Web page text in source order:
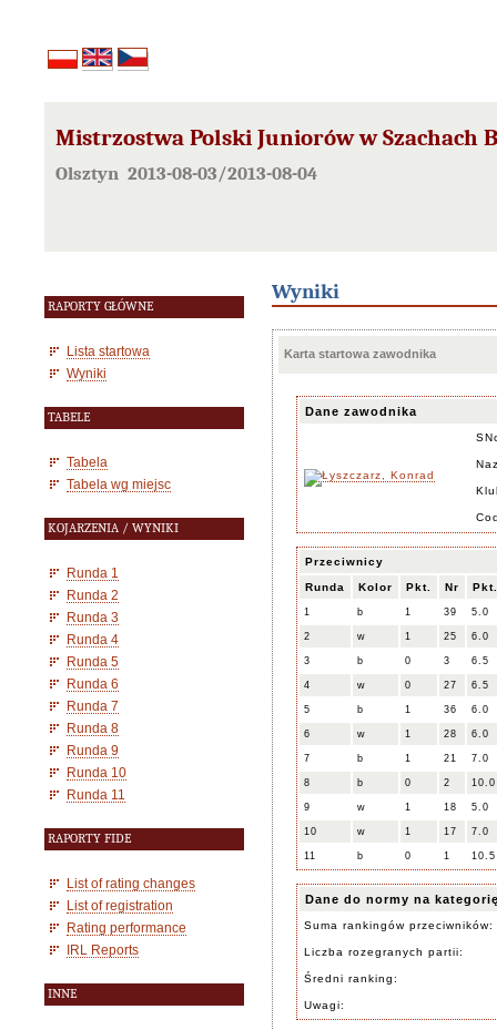
Mistrzostwa Polski Juniorów w Szachach
Olsztyn 2013-08-03/2013-08-04
RAPORTY GŁÓWNE
Lista startowa
Wyniki
TABELE
Tabela
Tabela wg miejsc
KOJARZENIA / WYNIKI
Runda 1
Runda 2
Runda 3
Runda 4
Runda 5
Runda 6
Runda 7
Runda 8
Runda 9
Runda 10
Runda 11
RAPORTY FIDE
List of rating changes
List of registration
Rating performance
IRL Reports
INNE
Wyniki
Karta startowa zawodnika
Dane zawodnika
Przeciwnicy
Runda Kolor Pkt. Nr Pkt.
1 b 1 39 5.0
2 w 1 25 6.0
3 b 0 3 6.5
4 w 0 27 6.5
5 b 1 36 6.0
6 w 1 28 6.0
7 b 1 21 7.0
8 b 0 2 10.0
9 w 1 18 5.0
10 w 1 17 7.0
11 b 0 1 10.5
Dane do normy na
Suma rankingów przeciwników:
Liczba rozegranych partii:
Średni ranking:
Uwagi: